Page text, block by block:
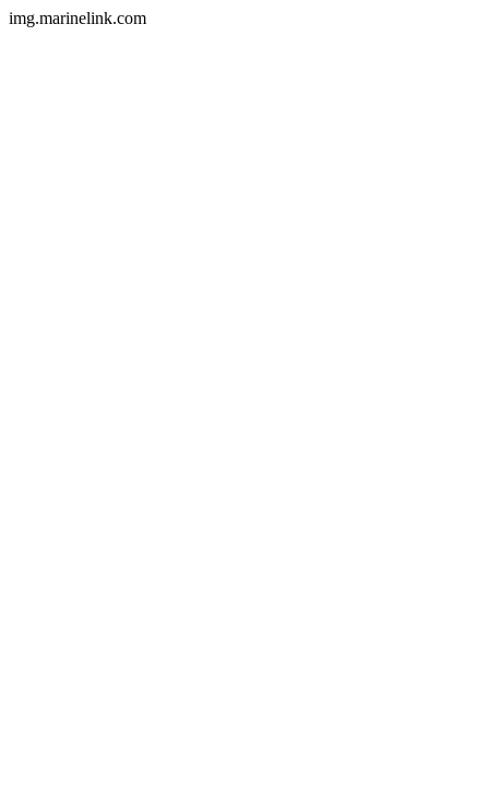
img.marinelink.com